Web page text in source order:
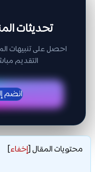
تحديثات
احصل على تنبيهات
التقديم
انضم
محتويات المقال[إخفاء]